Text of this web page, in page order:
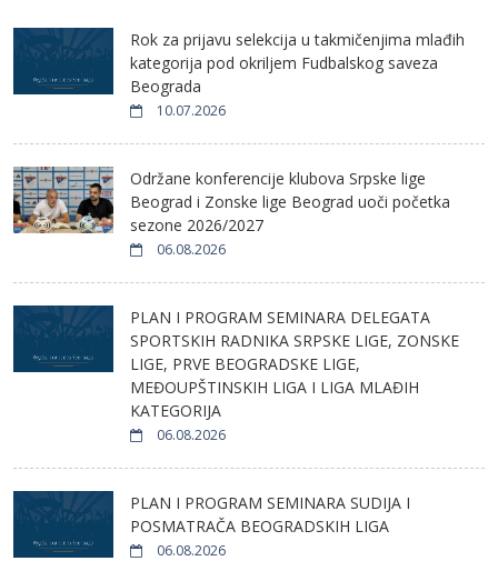
Rok za prijavu selekcija u takmičenjima mlađih
kategorija pod okriljem Fudbalskog saveza
Beograda
10.07.2026
Održane konferencije klubova Srpske lige
Beograd i Zonske lige Beograd uoči početka
sezone 2026/2027
06.08.2026
PLAN I PROGRAM SEMINARA DELEGATA
SPORTSKIH RADNIKA SRPSKE LIGE, ZONSKE
LIGE, PRVE BEOGRADSKE LIGE,
MEĐOUPŠTINSKIH LIGA I LIGA MLAĐIH
KATEGORIJA
06.08.2026
PLAN I PROGRAM SEMINARA SUDIJA I
POSMATRAČA BEOGRADSKIH LIGA
06.08.2026